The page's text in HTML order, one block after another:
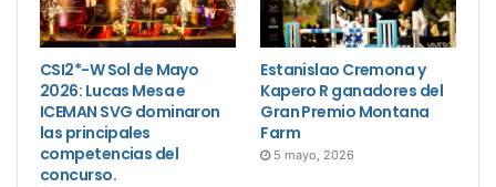
CSI2*-W Sol de Mayo
2026: Lucas Mesa e
ICEMAN SVG dominaron
las principales
competencias del
concurso.
Estanislao Cremona y
Kapero R ganadores del
Gran Premio Montana
Farm
5 mayo, 2026